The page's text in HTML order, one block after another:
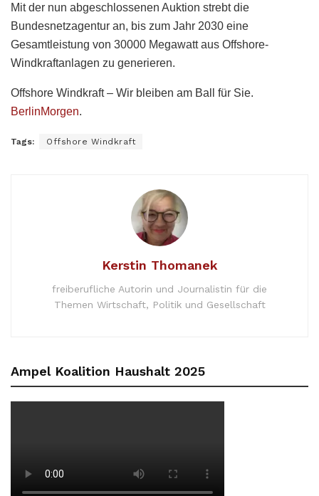
Mit der nun abgeschlossenen Auktion strebt die
Bundesnetzagentur an, bis zum Jahr 2030 eine
Gesamtleistung von 30000 Megawatt aus Offshore-
Windkraftanlagen zu generieren.
Offshore Windkraft – Wir bleiben am Ball für Sie.
BerlinMorgen.
Tags: Offshore Windkraft
Kerstin Thomanek
freiberufliche Autorin und Journalistin für die
Themen Wirtschaft, Politik und Gesellschaft
Ampel Koalition Haushalt 2025